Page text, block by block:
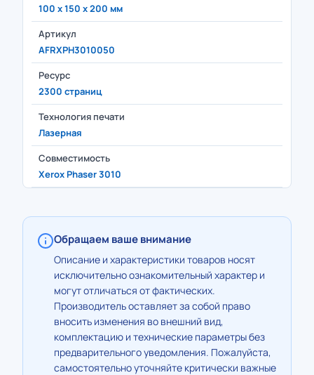
100 x 150 x 200 мм
Артикул
AFRXPH3010050
Ресурс
2300 страниц
Технология печати
Лазерная
Совместимость
Xerox Phaser 3010
Обращаем ваше внимание
Описание и характеристики товаров носят
исключительно ознакомительный характер и
могут отличаться от фактических.
Производитель оставляет за собой право
вносить изменения во внешний вид,
комплектацию и технические параметры без
предварительного уведомления. Пожалуйста,
самостоятельно уточняйте критически важные